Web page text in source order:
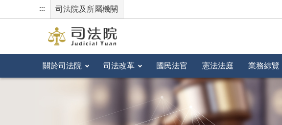
::: 司法院及所屬機關
關於司法院 司法改革 國民法官 憲法法庭 業務綜覽